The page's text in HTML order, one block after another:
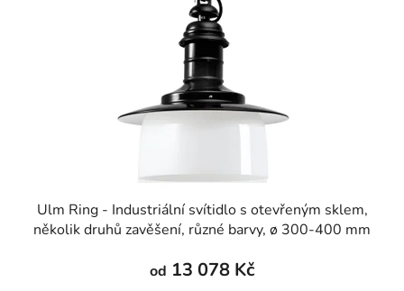
Ulm Ring - Industriální svítidlo s otevřeným sklem,
několik druhů zavěšení, různé barvy, ø 300-400 mm
od 13 078 Kč